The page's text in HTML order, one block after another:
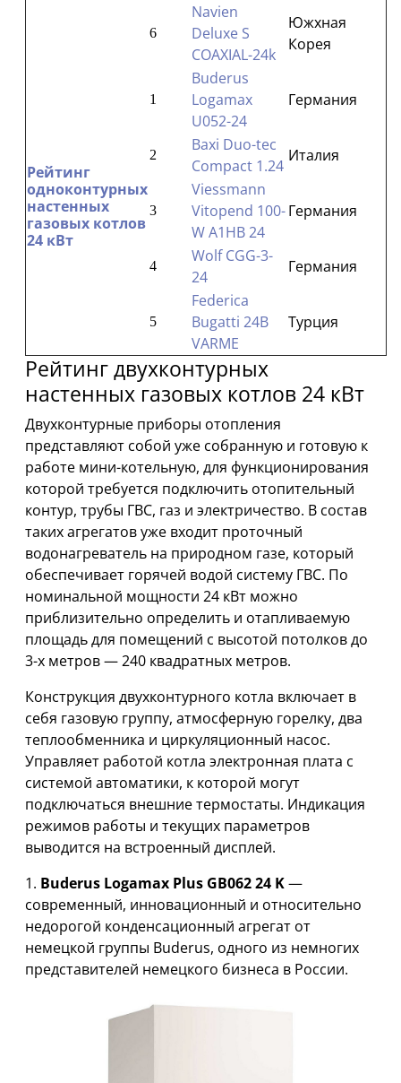
6
Navien
Deluxe S
COAXIAL-24k
Южхная
Корея
Рейтинг
одноконтурных
настенных
газовых котлов
24 кВт
1
Buderus
Logamax
U052-24
Германия
2
Baxi Duo-tec
Compact 1.24
Италия
3
Viessmann
Vitopend 100-
W A1HB 24
Германия
4
Wolf CGG-3-
24
Германия
5
Federica
Bugatti 24В
VARME
Турция
Рейтинг двухконтурных
настенных газовых котлов 24 кВт
Двухконтурные приборы отопления
представляют собой уже собранную и готовую к
работе мини-котельную, для функционирования
которой требуется подключить отопительный
контур, трубы ГВС, газ и электричество. В состав
таких агрегатов уже входит проточный
водонагреватель на природном газе, который
обеспечивает горячей водой систему ГВС. По
номинальной мощности 24 кВт можно
приблизительно определить и отапливаемую
площадь для помещений с высотой потолков до
3-х метров — 240 квадратных метров.
Конструкция двухконтурного котла включает в
себя газовую группу, атмосферную горелку, два
теплообменника и циркуляционный насос.
Управляет работой котла электронная плата с
системой автоматики, к которой могут
подключаться внешние термостаты. Индикация
режимов работы и текущих параметров
выводится на встроенный дисплей.
1. Buderus Logamax Plus GB062 24 K—
современный, инновационный и относительно
недорогой конденсационный агрегат от
немецкой группы Buderus, одного из немногих
представителей немецкого бизнеса в России.